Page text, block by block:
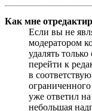
Как мне
Если вы не
модератором
удалять
перейти к
в
уже ответил
небольшая